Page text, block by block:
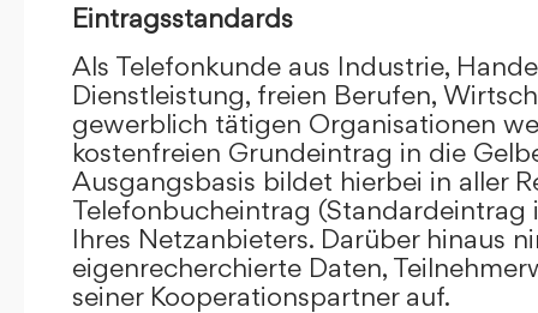
Eintragsstandards
Als Telefonkunde aus Industrie,
Dienstleistung, freien Berufen,
gewerblich tätigen Organisationen
kostenfreien Grundeintrag in die
Ausgangsbasis bildet hierbei in aller
Telefonbucheintrag (Standardeintrag
Ihres Netzanbieters. Darüber hinaus
eigenrecherchierte Daten,
seiner Kooperationspartner auf.